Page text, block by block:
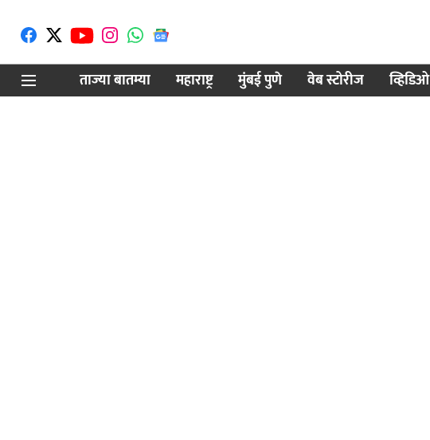
ताज्या बातम्या
महाराष्ट्र मुंबई पुणे वेब स्टोरीज व्हिडिओ